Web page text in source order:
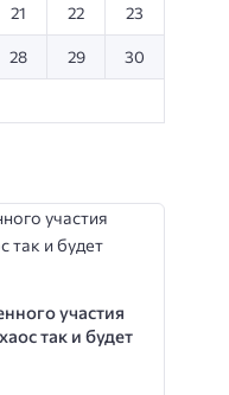
21 22 23
28 29 30
участия
так и будет